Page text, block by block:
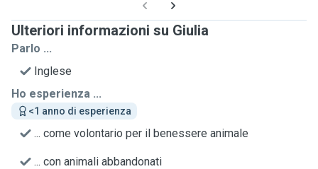
Ulteriori informazioni su Giulia
Parlo ...
Inglese
Ho esperienza ...
<1 anno di esperienza
... come volontario per il benessere animale
... con animali abbandonati